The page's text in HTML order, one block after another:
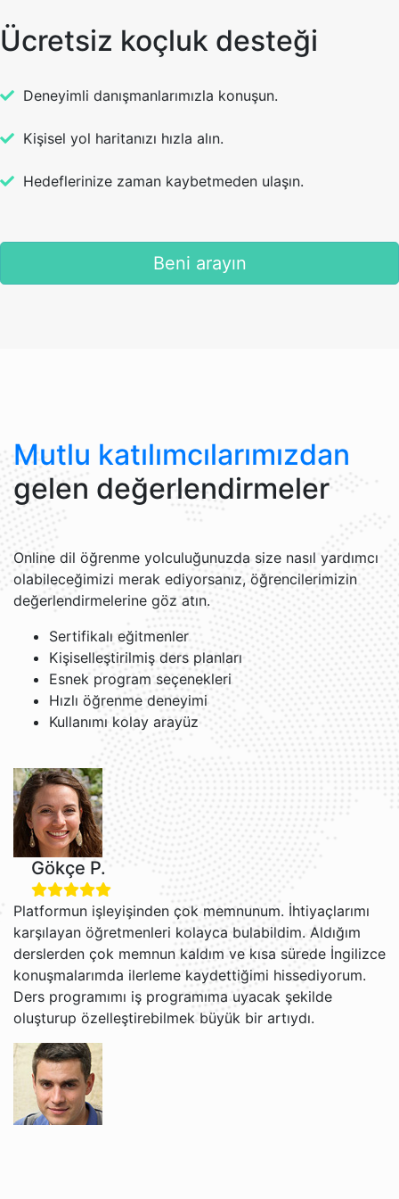
Ücretsiz koçluk desteği
Deneyimli danışmanlarımızla konuşun.
Kişisel yol haritanızı hızla alın.
Hedeflerinize zaman kaybetmeden ulaşın.
Beni arayın
Mutlu katılımcılarımızdan
gelen değerlendirmeler
Online dil öğrenme yolculuğunuzda size nasıl yardımcı
olabileceğimizi merak ediyorsanız, öğrencilerimizin
değerlendirmelerine göz atın.
Sertifikalı eğitmenler
Kişiselleştirilmiş ders planları
Esnek program seçenekleri
Hızlı öğrenme deneyimi
Kullanımı kolay arayüz
Gökçe P.
Platformun işleyişinden çok memnunum. İhtiyaçlarımı
karşılayan öğretmenleri kolayca bulabildim. Aldığım
derslerden çok memnun kaldım ve kısa sürede İngilizce
konuşmalarımda ilerleme kaydettiğimi hissediyorum.
Ders programımı iş programıma uyacak şekilde
oluşturup özelleştirebilmek büyük bir artıydı.